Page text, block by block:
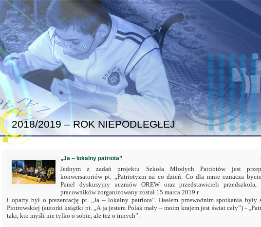
2018/2019 – ROK NIEPODLEGŁEJ
„Ja – lokalny patriota”
Jednym z zadań projektu Szkoła Młodych Patriotów jest
konwersatoriów pt. „Patriotyzm na co dzień. Co dla mnie oznacza
Panel dyskusyjny uczniów OREW oraz przedstawicieli
pracowników zorganizowany został 15 marca 2019 r.
i oparty był o prezentację pt. „Ja – lokalny patriota”. Hasłem przewodnim spotkania były
Piotrowskiej (autorki książki pt. „A ja jestem Polak mały – moim krajem jest świat cały”) -
taki, kto myśli nie tylko o sobie, ale też o innych”.